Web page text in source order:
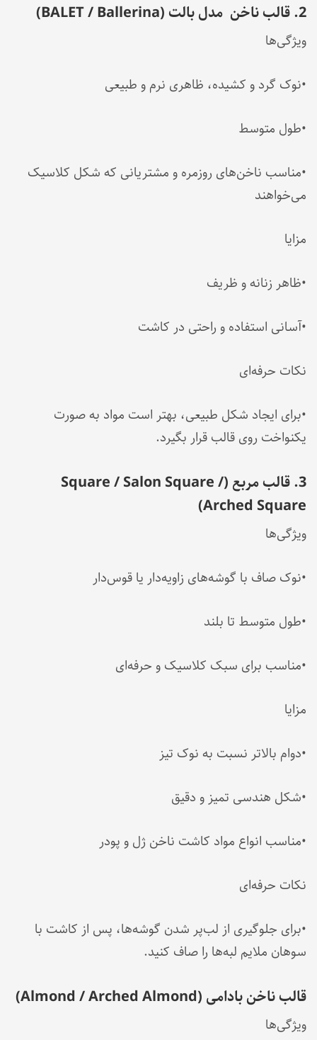
2. قالب ناخن مدل بالت (BALET / Ballerina)
ویژگی‌ها
•نوک گرد و کشیده، ظاهری نرم و طبیعی
•طول متوسط
•مناسب ناخن‌های روزمره و مشتریانی که شکل کلاسیک
می‌خواهند
مزایا
•ظاهر زنانه و ظریف
•آسانی استفاده و راحتی در کاشت
نکات حرفه‌ای
•برای ایجاد شکل طبیعی، بهتر است مواد به صورت
یکنواخت روی قالب قرار بگیرد.
3. قالب مربع (Square / Salon Square /
Arched Square)
ویژگی‌ها
•نوک صاف با گوشه‌های زاویه‌دار یا قوس‌دار
•طول متوسط تا بلند
•مناسب برای سبک کلاسیک و حرفه‌ای
مزایا
•دوام بالاتر نسبت به نوک تیز
•شکل هندسی تمیز و دقیق
•مناسب انواع مواد کاشت ناخن ژل و پودر
نکات حرفه‌ای
•برای جلوگیری از لب‌پر شدن گوشه‌ها، پس از کاشت با
سوهان ملایم لبه‌ها را صاف کنید.
قالب ناخن بادامی (Almond / Arched Almond)
ویژگی‌ها